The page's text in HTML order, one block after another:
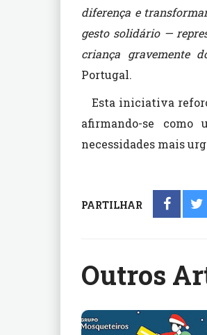
diferença e
gesto solidário —
criança gravemente
Portugal.
Esta iniciativa
afirmando-se
necessidades mais
PARTILHAR
Outros